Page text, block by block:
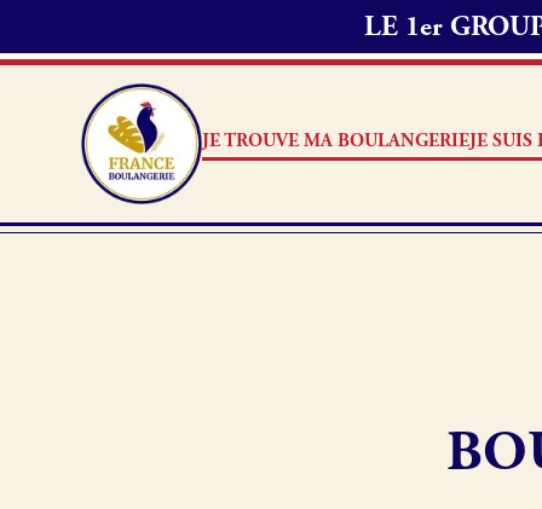
LE 1er
JE TROUVE MA BOULANGERIEJE SUIS
Je trouve ma boulangerie
Pourquoi adhérer à France